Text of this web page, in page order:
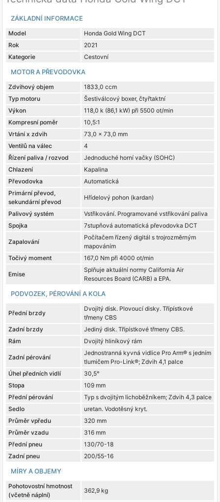
ZÁKLADNÍ INFORMACE
Model
Honda Gold Wing DCT
Rok
2021
Kategorie
Cestovní
MOTOR A PŘEVODOVKA
Zdvihový objem
1833,0 ccm
Typ motoru
Šestiválcový boxer, čtyřtaktní
Výkon
118,0 k (86,1 kW) při 5500 ot/min
Kompresní poměr
10,5:1
Vrtání x zdvih
73,0 x 73,0 mm
Ventilů na válec
4
Řízení paliva / rozvod
Jednoduché horní vačky (SOHC)
Chlazení
Kapalina
Převodovka
Automatická
Primární převod,
sekundární převod
Hřídelový pohon (kardan)
Palivový systém
Vstřikování. Programované vstřikování paliva
Spojka
7stupňová automatická převodovka DCT
Zapalování
Počítačem řízený digitál s trojrozměrným
mapováním
Točivý moment
167,0 Nm při 4000 ot/min
Emise
Splňuje aktuální normy California Air
Resources Board (CARB) a EPA.
PODVOZEK, PÉROVÁNÍ A KOLA
Přední brzdy
Dvojitý disk. Plovoucí disky. Třípístkové
třmeny CBS
Zadní brzdy
Jediný disk. Třípístkové třmeny CBS.
Rám
Dvojitý hliníkový rám
Zadní pérování
Jednostranná kyvná vidlice Pro Arm® s jedním
tlumičem Pro-Link®; Zdvih 4,1 palce
Úhel předních vidlí
30,5°
Stopa
109 mm
Přední pérování
Typ s dvojitým lichoběžníkem; Zdvih 4,3 palce
Sedlo
uretan. Vodotěsný kryt.
Průměr vpředu
320 mm
Průměr vzadu
316 mm
Přední pneu
130/70-18
Zadní pneu
200/55-16
MÍRY A OBJEMY
Pohotovostní hmotnost
(včetně náplní)
362,9 kg